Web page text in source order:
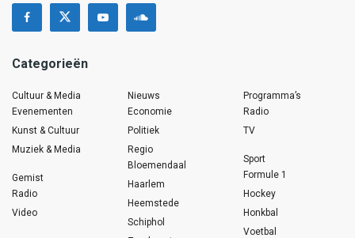
Categorieën
Cultuur & Media
Evenementen
Kunst & Cultuur
Muziek & Media
Gemist
Radio
Video
Nieuws
Economie
Politiek
Regio
Bloemendaal
Haarlem
Heemstede
Schiphol
Programma’s
Radio
TV
Sport
Formule 1
Hockey
Honkbal
Voetbal